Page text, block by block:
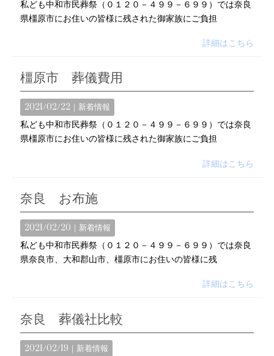
私ども中和市民葬祭（０１２０－４９９－６９９）では奈良
県橿原市にお住いの皆様に残された御家族にご負担
詳細はこちら
橿原市 葬儀費用
2021/02/22｜新着情報
私ども中和市民葬祭（０１２０－４９９－６９９）では奈良
県橿原市にお住いの皆様に残された御家族にご負担
詳細はこちら
奈良 お布施
2021/02/20｜新着情報
私ども中和市民葬祭（０１２０－４９９－６９９）では奈良
県奈良市、大和郡山市、橿原市にお住いの皆様に残
詳細はこちら
奈良 葬儀社比較
2021/02/19｜新着情報